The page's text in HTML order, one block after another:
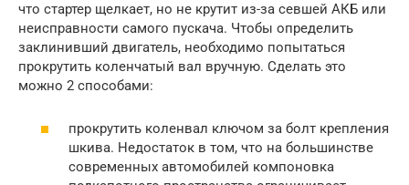
что стартер щелкает, но не крутит из-за севшей АКБ или
неисправности самого пускача. Чтобы определить
заклинивший двигатель, необходимо попытаться
прокрутить коленчатый вал вручную. Сделать это
можно 2 способами:
прокрутить коленвал ключом за болт крепления
шкива. Недостаток в том, что на большинстве
современных автомобилей компоновка